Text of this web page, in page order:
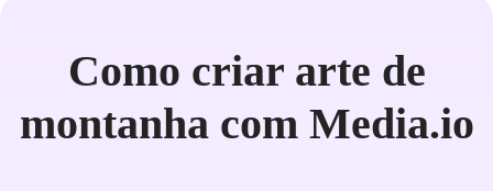
Como criar arte de
montanha com Media.io